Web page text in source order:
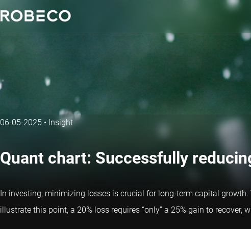
06-05-2025 • Insight
Quant chart: Successfully
In investing, minimizing losses is crucial for long-term capital
illustrate this point, a 20% loss requires “only” a 25% gain to recover,